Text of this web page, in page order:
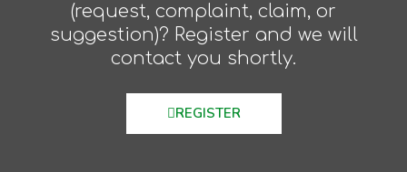
(request, complaint, claim, or
suggestion)? Register and we will
contact you shortly.
REGISTER